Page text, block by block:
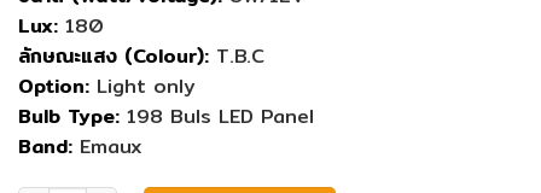
Lux: 180
ลักษณะแสง (Colour): T.B.C
Option: Light only
Bulb Type: 198 Buls LED Panel
Band: Emaux